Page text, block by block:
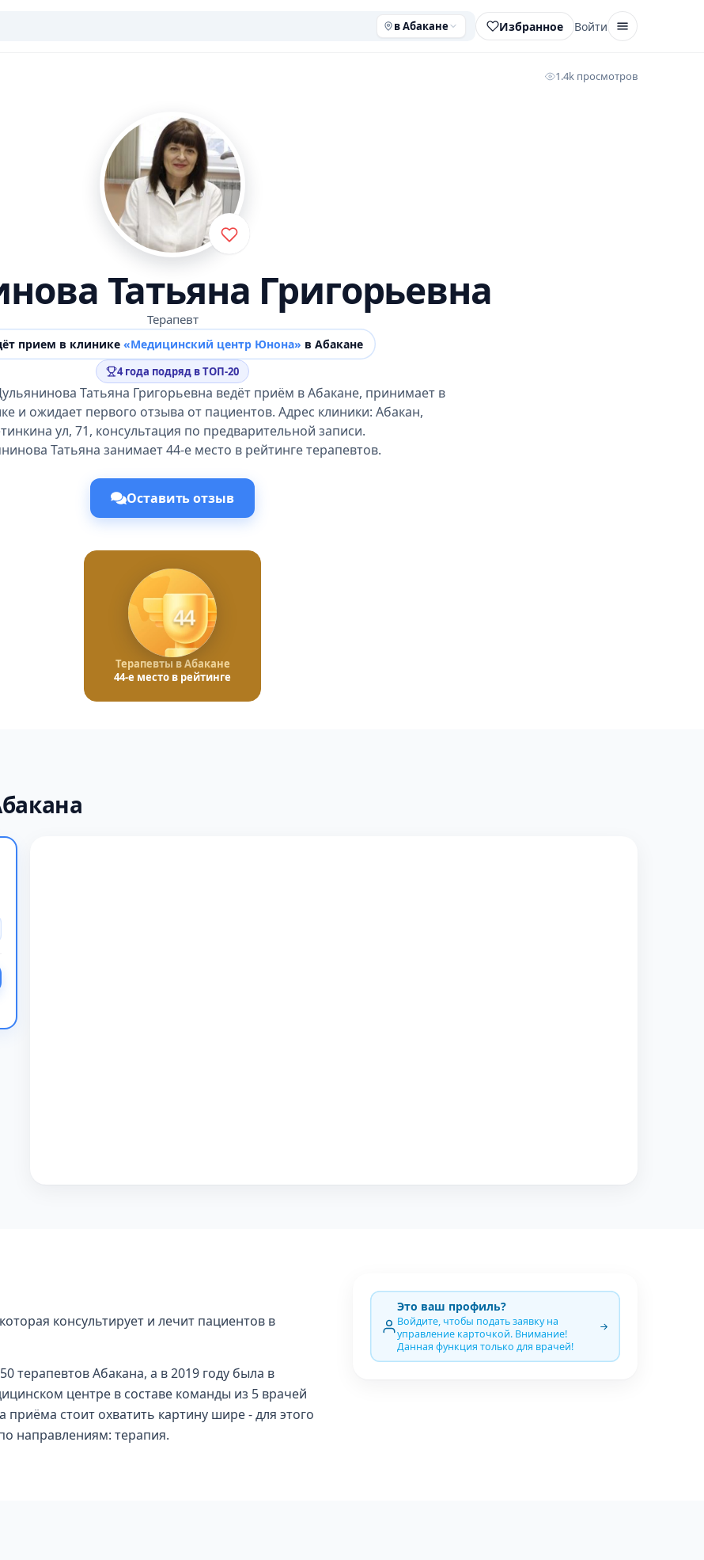
в Абакане Избранное Войти
1.4k просмотров
Татьяна Григорьевна
Терапевт
прием в клинике «Медицинский центр Юнона» в Абакане
4 года подряд в ТОП-20
Татьяна Григорьевна ведёт приём в Абакане, принимает в
и ожидает первого отзыва от пациентов. Адрес клиники: Абакан,
ул, 71, консультация по предварительной записи.
Татьяна занимает 44-е место в рейтинге терапевтов.
Оставить отзыв
44
Терапевты в Абакане
44-е место в рейтинге
консультирует и лечит пациентов в
терапевтов Абакана, а в 2019 году была в
центре в составе команды из 5 врачей
стоит охватить картину шире - для этого
направлениям: терапия.
Это ваш профиль?
Войдите, чтобы подать заявку на
управление карточкой. Внимание!
Данная функция только для врачей!